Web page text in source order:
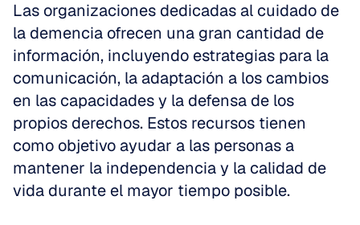
Las organizaciones dedicadas al cuidado de
la demencia ofrecen una gran cantidad de
información, incluyendo estrategias para la
comunicación, la adaptación a los cambios
en las capacidades y la defensa de los
propios derechos. Estos recursos tienen
como objetivo ayudar a las personas a
mantener la independencia y la calidad de
vida durante el mayor tiempo posible.